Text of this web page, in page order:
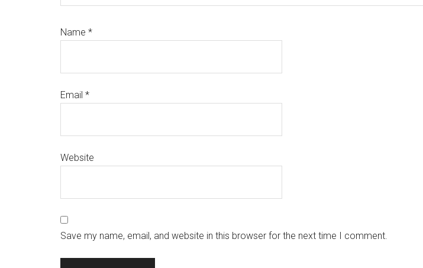
Name *
Email *
Website
Save my name, email, and website in this browser for the next time I comment.